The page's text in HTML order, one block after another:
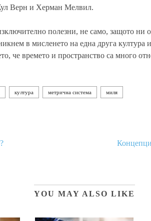
Верн и Херман Мелвил.
полезни, не само, защото ни
в мисленето на една друга култура
че времето и пространство са много
култура метрична система миля
YOU MAY ALSO LIKE